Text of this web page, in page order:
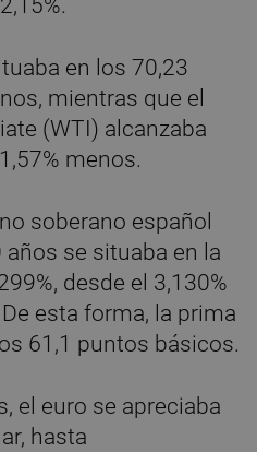
en los 70,23
mientras que el
(WTI) alcanzaba
menos.
soberano español
se situaba en la
desde el 3,130%
esta forma, la prima
61,1 puntos básicos.
el euro se apreciaba
hasta